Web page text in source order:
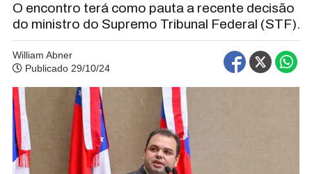
O encontro terá como pauta a recente decisão
do ministro do Supremo Tribunal Federal (STF).
William Abner
Publicado 29/10/24